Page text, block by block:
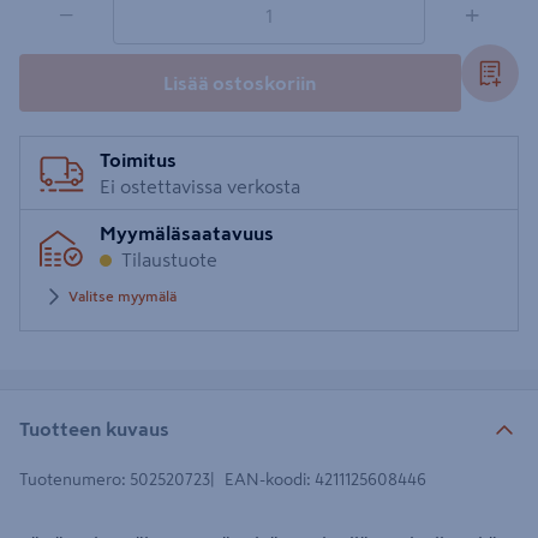
− +
Lisää ostoskoriin
Toimitus
Ei ostettavissa verkosta
Myymäläsaatavuus
Tilaustuote
Valitse myymälä
Tuotteen kuvaus
Tuotenumero: 502520723 EAN-koodi: 4211125608446